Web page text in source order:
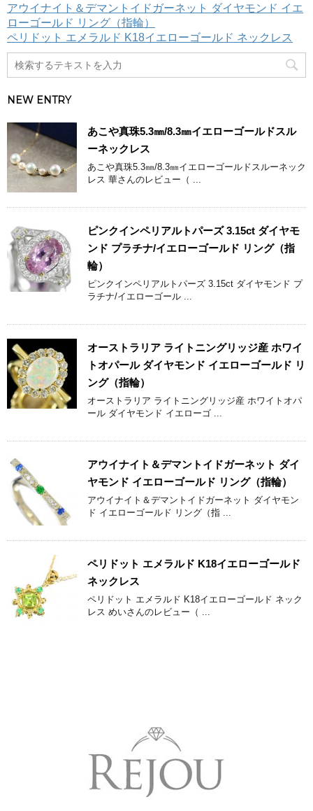
アウイナイト＆デマントイドガーネット ダイヤモンド イエ
ローゴールド リング（指輪）
ペリドット エメラルド K18イエローゴールド ネックレス
NEW ENTRY
あこや真珠5.3㎜/8.3㎜イエローゴールドスル
ーネックレス
あこや真珠5.3㎜/8.3㎜イエローゴールドスルーネック
レス 華さんのレビュー（ ...
ピンクインペリアルトパーズ 3.15ct ダイヤモ
ンド プラチナ/イエローゴールド リング（指
輪）
ピンクインペリアルトパーズ 3.15ct ダイヤモンド プ
ラチナ/イエローゴール ...
オーストラリア ライトニングリッジ産 ホワイ
トオパール ダイヤモンド イエローゴールド リ
ング（指輪）
オーストラリア ライトニングリッジ産 ホワイトオパ
ール ダイヤモンド イエローゴ ...
アウイナイト＆デマントイドガーネット ダイ
ヤモンド イエローゴールド リング（指輪）
アウイナイト＆デマントイドガーネット ダイヤモン
ド イエローゴールド リング（指 ...
ペリドット エメラルド K18イエローゴールド
ネックレス
ペリドット エメラルド K18イエローゴールド ネック
レス めいさんのレビュー（ ...